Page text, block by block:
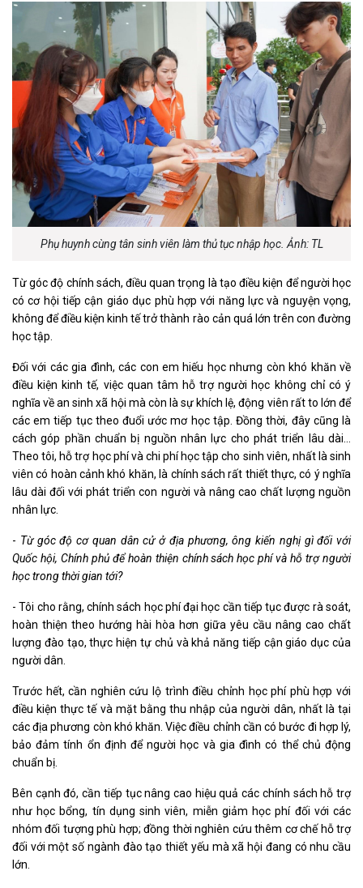
Phụ huynh cùng tân sinh viên làm thủ tục nhập học. Ảnh: TL
Từ góc độ chính sách, điều quan trọng là tạo điều kiện để người học
có cơ hội tiếp cận giáo dục phù hợp với năng lực và nguyện vọng,
không để điều kiện kinh tế trở thành rào cản quá lớn trên con đường
học tập.
Đối với các gia đình, các con em hiếu học nhưng còn khó khăn về
điều kiện kinh tế, việc quan tâm hỗ trợ người học không chỉ có ý
nghĩa về an sinh xã hội mà còn là sự khích lệ, động viên rất to lớn để
các em tiếp tục theo đuổi ước mơ học tập. Đồng thời, đây cũng là
cách góp phần chuẩn bị nguồn nhân lực cho phát triển lâu dài...
Theo tôi, hỗ trợ học phí và chi phí học tập cho sinh viên, nhất là sinh
viên có hoàn cảnh khó khăn, là chính sách rất thiết thực, có ý nghĩa
lâu dài đối với phát triển con người và nâng cao chất lượng nguồn
nhân lực.
- Từ góc độ cơ quan dân cử ở địa phương, ông kiến nghị gì đối với
Quốc hội, Chính phủ để hoàn thiện chính sách học phí và hỗ trợ người
học trong thời gian tới?
- Tôi cho rằng, chính sách học phí đại học cần tiếp tục được rà soát,
hoàn thiện theo hướng hài hòa hơn giữa yêu cầu nâng cao chất
lượng đào tạo, thực hiện tự chủ và khả năng tiếp cận giáo dục của
người dân.
Trước hết, cần nghiên cứu lộ trình điều chỉnh học phí phù hợp với
điều kiện thực tế và mặt bằng thu nhập của người dân, nhất là tại
các địa phương còn khó khăn. Việc điều chỉnh cần có bước đi hợp lý,
bảo đảm tính ổn định để người học và gia đình có thể chủ động
chuẩn bị.
Bên cạnh đó, cần tiếp tục nâng cao hiệu quả các chính sách hỗ trợ
như học bổng, tín dụng sinh viên, miễn giảm học phí đối với các
nhóm đối tượng phù hợp; đồng thời nghiên cứu thêm cơ chế hỗ trợ
đối với một số ngành đào tạo thiết yếu mà xã hội đang có nhu cầu
lớn.